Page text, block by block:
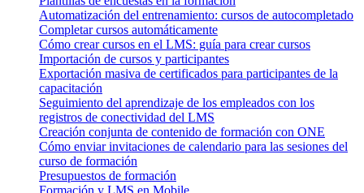
Automatización del entrenamiento: cursos de autocompletado
Completar cursos automáticamente
Cómo crear cursos en el LMS: guía para crear cursos
Importación de cursos y participantes
Exportación masiva de certificados para participantes de la
capacitación
Seguimiento del aprendizaje de los empleados con los
registros de conectividad del LMS
Creación conjunta de contenido de formación con ONE
Cómo enviar invitaciones de calendario para las sesiones del
curso de formación
Presupuestos de formación
Formación y LMS en Mobile